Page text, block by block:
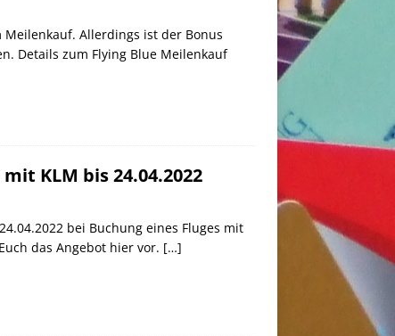
Allerdings ist der Bonus
Details zum Flying Blue Meilenkauf
KLM bis 24.04.2022
bei Buchung eines Fluges mit
das Angebot hier vor. […]